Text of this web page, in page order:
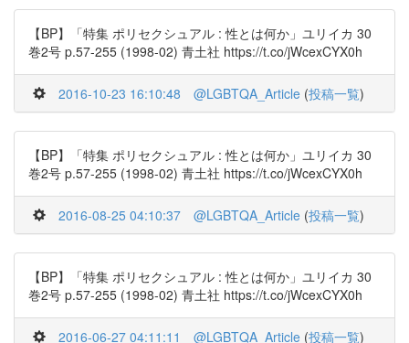
【BP】「特集 ポリセクシュアル : 性とは何か」ユリイカ 30
巻2号 p.57-255 (1998-02) 青土社 https://t.co/jWcexCYX0h
2016-10-23 16:10:48 @LGBTQA_Article (投稿一覧)
【BP】「特集 ポリセクシュアル : 性とは何か」ユリイカ 30
巻2号 p.57-255 (1998-02) 青土社 https://t.co/jWcexCYX0h
2016-08-25 04:10:37 @LGBTQA_Article (投稿一覧)
【BP】「特集 ポリセクシュアル : 性とは何か」ユリイカ 30
巻2号 p.57-255 (1998-02) 青土社 https://t.co/jWcexCYX0h
2016-06-27 04:11:11 @LGBTQA_Article (投稿一覧)